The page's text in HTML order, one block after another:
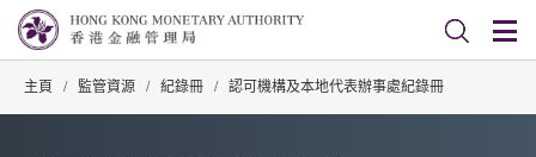
主頁 / 監管資源 / 紀錄冊 / 認可機構及本地代表辦事處紀錄冊